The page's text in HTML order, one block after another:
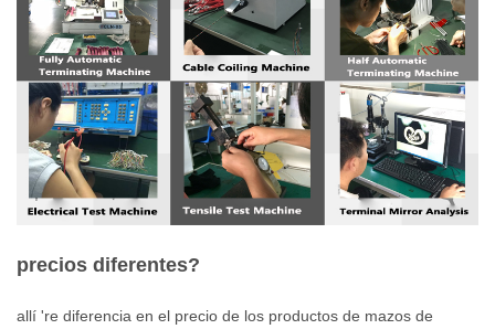
precios diferentes?
allí 're diferencia en el precio de los productos de mazos de